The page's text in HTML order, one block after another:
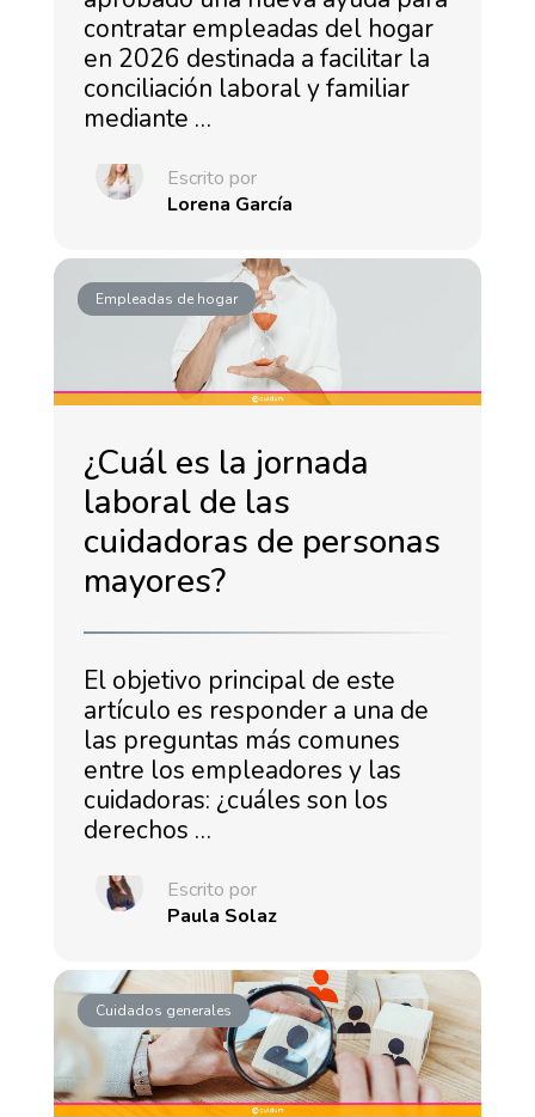
contratar empleadas del hogar
en 2026 destinada a facilitar la
conciliación laboral y familiar
mediante …
Escrito por
Lorena García
Empleadas de hogar
¿Cuál es la jornada
laboral de las
cuidadoras de personas
mayores?
El objetivo principal de este
artículo es responder a una de
las preguntas más comunes
entre los empleadores y las
cuidadoras: ¿cuáles son los
derechos …
Escrito por
Paula Solaz
Cuidados generales